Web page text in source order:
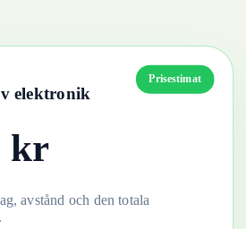
Prisestimat
elektronik
kr
avstånd och den totala